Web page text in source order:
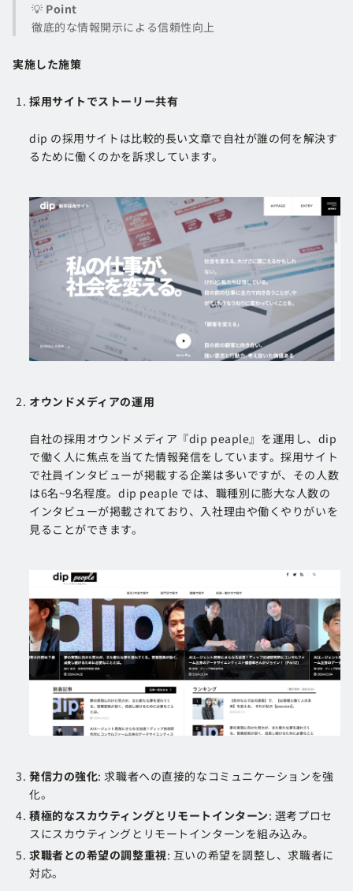
💡 Point
徹底的な情報開示による信頼性向上
実施した施策
採用サイトでストーリー共有
dip の採用サイトは比較的長い文章で自社が誰の何を解決す
るために働くのかを訴求しています。
オウンドメディアの運用
自社の採用オウンドメディア『dip peaple』を運用し、dip
で働く人に焦点を当てた情報発信をしています。採用サイト
で社員インタビューが掲載する企業は多いですが、その人数
は6名~9名程度。dip peaple では、職種別に膨大な人数の
インタビューが掲載されており、入社理由や働くやりがいを
見ることができます。
発信力の強化: 求職者への直接的なコミュニケーションを強
化。
積極的なスカウティングとリモートインターン: 選考プロセ
スにスカウティングとリモートインターンを組み込み。
求職者との希望の調整重視: 互いの希望を調整し、求職者に
対応。